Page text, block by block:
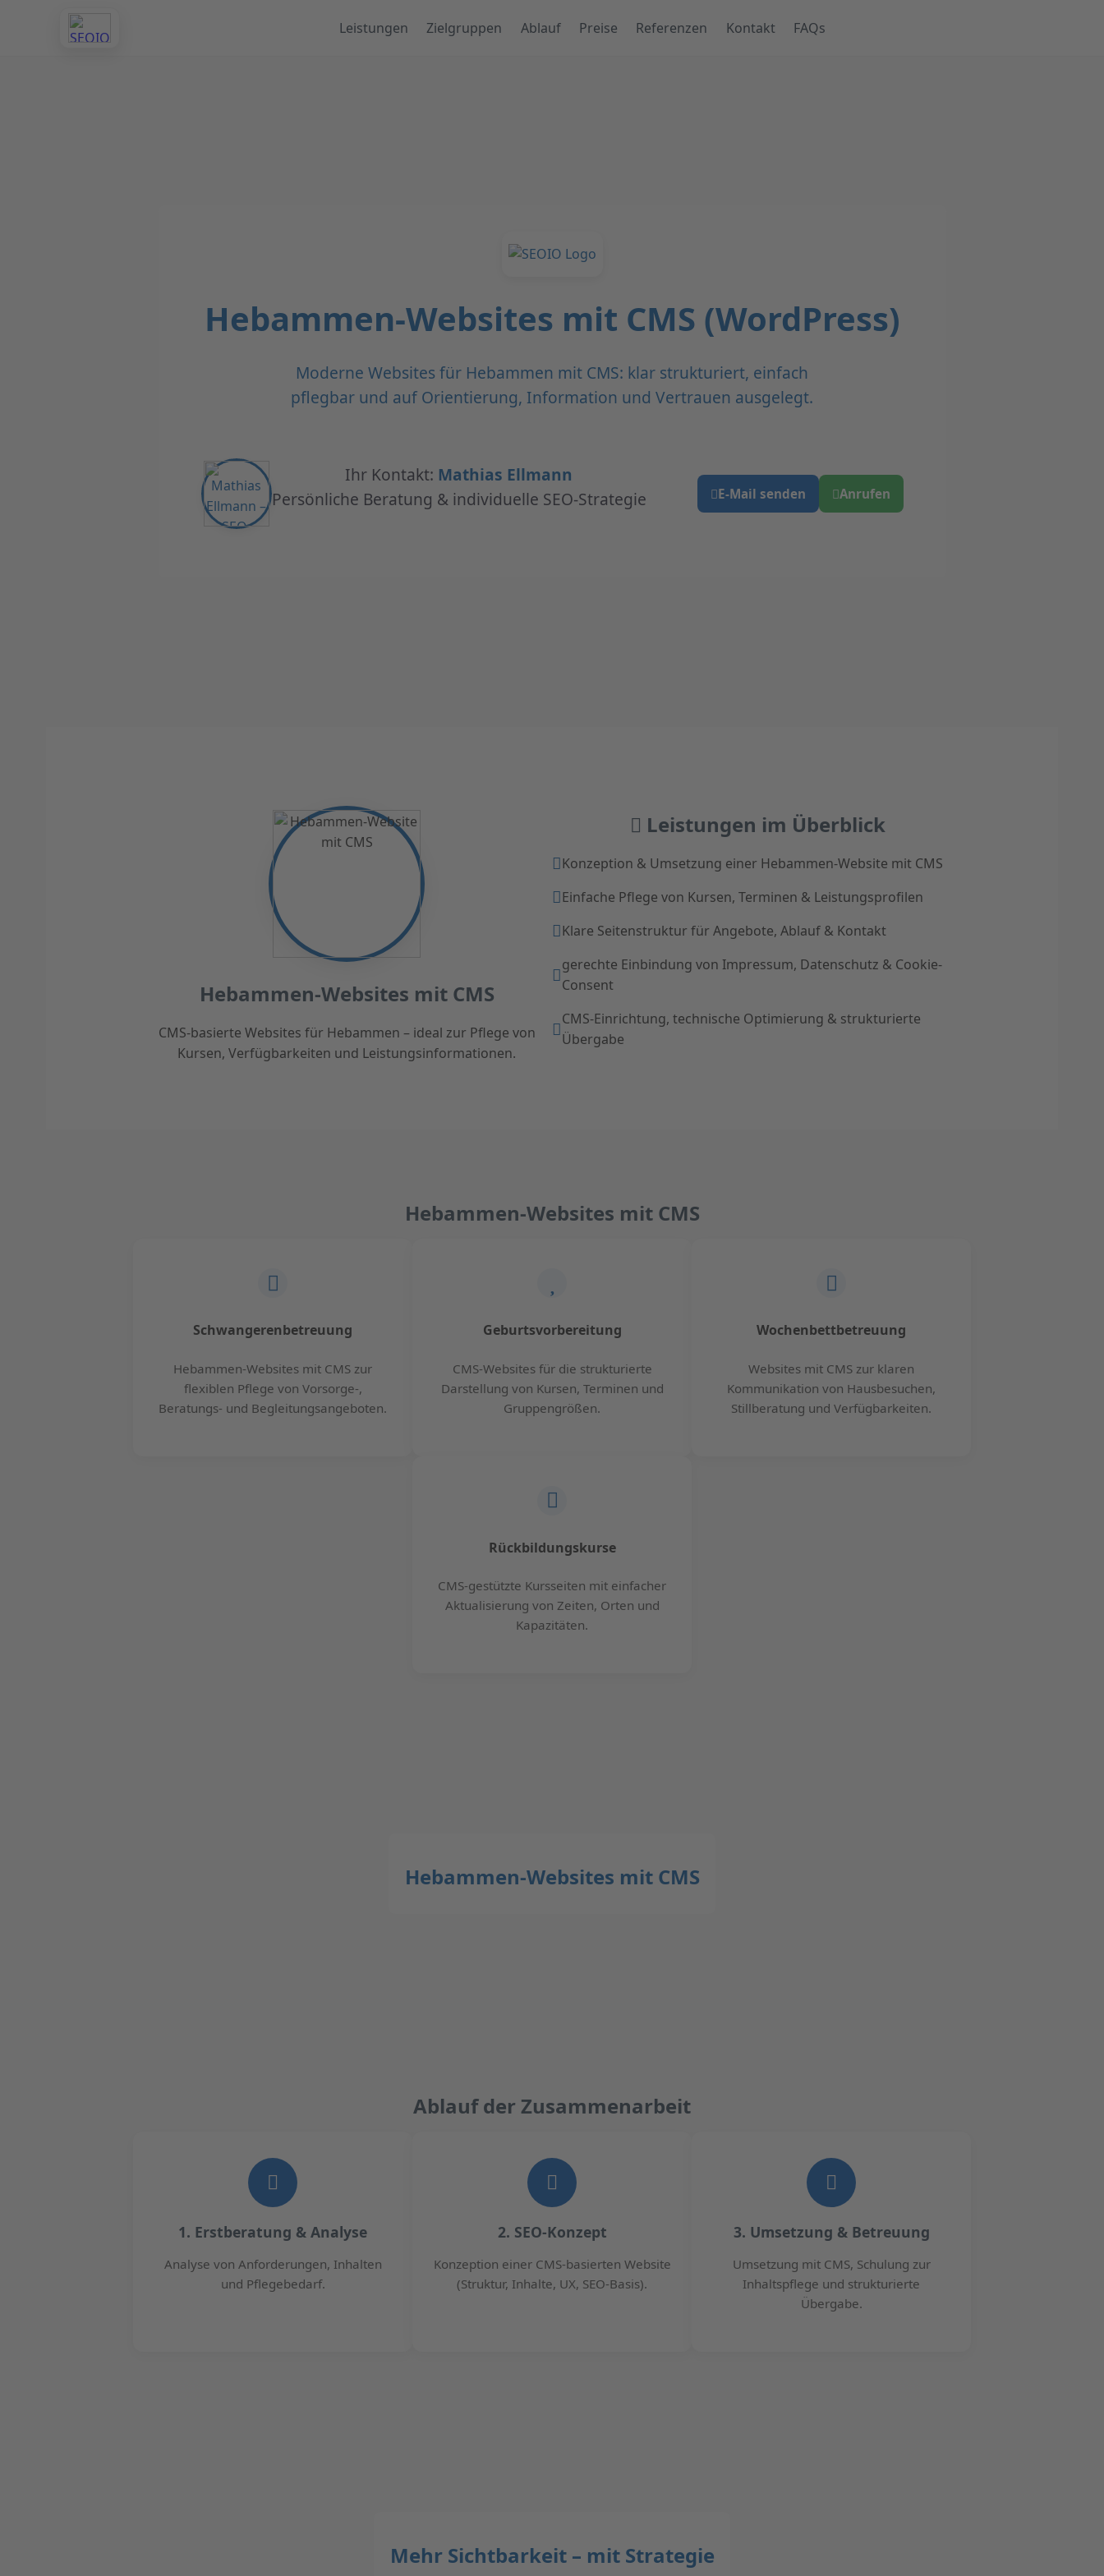
Leistungen Zielgruppen Ablauf Preise Referenzen Kontakt FAQs
Hebammen-Websites mit CMS (WordPress)
Moderne Websites für Hebammen mit CMS: klar strukturiert, einfach
pflegbar und auf Orientierung, Information und Vertrauen ausgelegt.
Ihr Kontakt: Mathias Ellmann
Persönliche Beratung & individuelle SEO-Strategie
E-Mail senden Anrufen
Hebammen-Websites mit CMS
CMS-basierte Websites für Hebammen – ideal zur Pflege von
Kursen, Verfügbarkeiten und Leistungsinformationen.
Leistungen im Überblick
Konzeption & Umsetzung einer Hebammen-Website mit CMS
Einfache Pflege von Kursen, Terminen & Leistungsprofilen
Klare Seitenstruktur für Angebote, Ablauf & Kontakt
gerechte Einbindung von Impressum, Datenschutz & Cookie-
Consent
CMS-Einrichtung, technische Optimierung & strukturierte
Übergabe
Hebammen-Websites mit CMS
Schwangerenbetreuung
Hebammen-Websites mit CMS zur
flexiblen Pflege von Vorsorge-,
Beratungs- und Begleitungsangeboten.
Geburtsvorbereitung
CMS-Websites für die strukturierte
Darstellung von Kursen, Terminen und
Gruppengrößen.
Wochenbettbetreuung
Websites mit CMS zur klaren
Kommunikation von Hausbesuchen,
Stillberatung und Verfügbarkeiten.
Rückbildungskurse
CMS-gestützte Kursseiten mit einfacher
Aktualisierung von Zeiten, Orten und
Kapazitäten.
Hebammen-Websites mit CMS
Ablauf der Zusammenarbeit
1. Erstberatung & Analyse
Analyse von Anforderungen, Inhalten
und Pflegebedarf.
2. SEO-Konzept
Konzeption einer CMS-basierten Website
(Struktur, Inhalte, UX, SEO-Basis).
3. Umsetzung & Betreuung
Umsetzung mit CMS, Schulung zur
Inhaltspflege und strukturierte
Übergabe.
Mehr Sichtbarkeit – mit Strategie